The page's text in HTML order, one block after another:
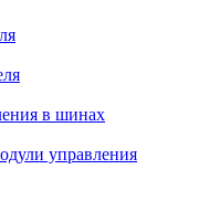
в шинах
управления